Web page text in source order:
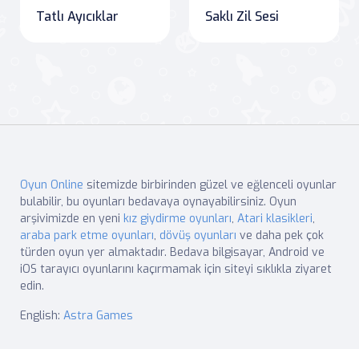
Tatlı Ayıcıklar Saklı Zil Sesi
Oyun Online sitemizde birbirinden güzel ve eğlenceli oyunlar
bulabilir, bu oyunları bedavaya oynayabilirsiniz. Oyun
arşivimizde en yeni kız giydirme oyunları, Atari klasikleri,
araba park etme oyunları, dövüş oyunları ve daha pek çok
türden oyun yer almaktadır. Bedava bilgisayar, Android ve
iOS tarayıcı oyunlarını kaçırmamak için siteyi sıklıkla ziyaret
edin.
English: Astra Games